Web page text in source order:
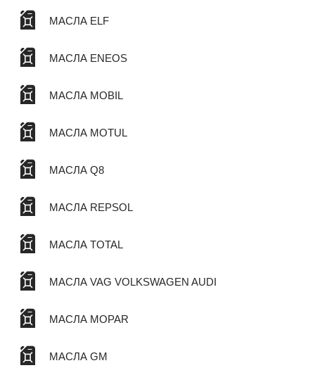
МАСЛА ELF
МАСЛА ENEOS
МАСЛА MOBIL
МАСЛА MOTUL
МАСЛА Q8
МАСЛА REPSOL
МАСЛА TOTAL
МАСЛА VAG VOLKSWAGEN AUDI
МАСЛА MOPAR
МАСЛА GM